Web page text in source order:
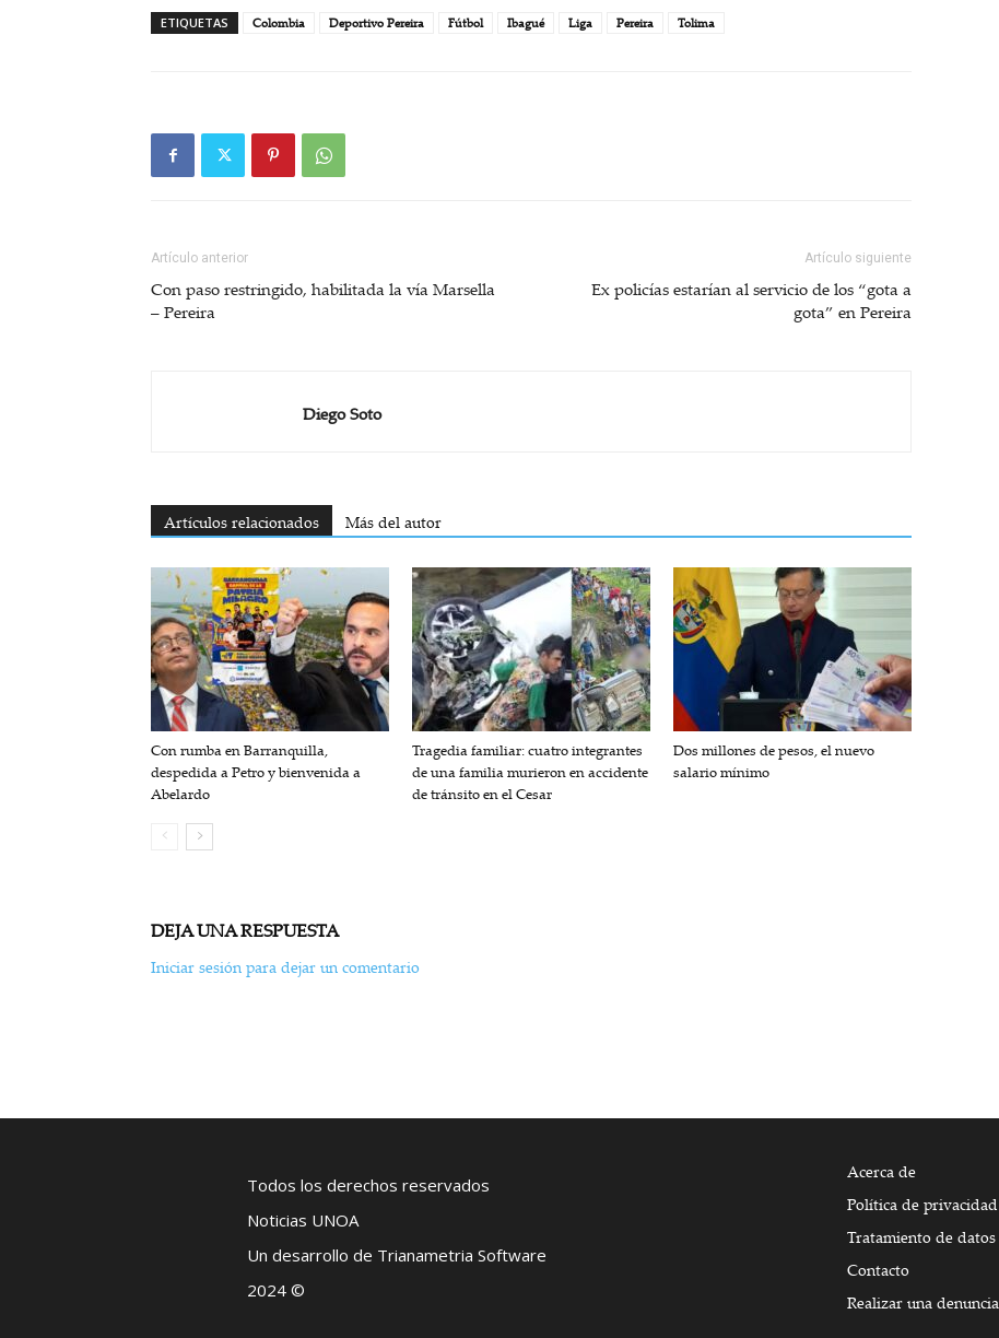
ETIQUETAS Colombia Deportivo Pereira Fútbol Ibagué Liga Pereira Tolima
Artículo anterior
Con paso restringido, habilitada la vía Marsella
– Pereira
Artículo siguiente
Ex policías estarían al servicio de los “gota a
gota” en Pereira
Diego Soto
Artículos relacionados Más del autor
Con rumba en Barranquilla,
despedida a Petro y bienvenida a
Abelardo
Tragedia familiar: cuatro integrantes
de una familia murieron en accidente
de tránsito en el Cesar
Dos millones de pesos, el nuevo
salario mínimo
DEJA UNA RESPUESTA
Iniciar sesión para dejar un comentario
Todos los derechos reservados
Noticias UNOA
Un desarrollo de Trianametria Software
2024 ©
Acerca de
Política de privacidad
Tratamiento de datos
Contacto
Realizar una denuncia